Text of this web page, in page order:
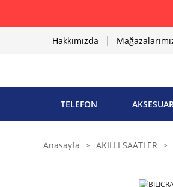
Hakkımızda
TELEFON
Anasayfa AKILLI SAATLER